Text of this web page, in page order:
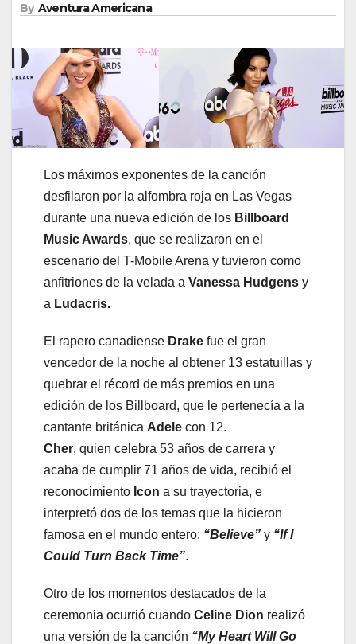
By Aventura Americana
Los máximos exponentes de la canción
desfilaron por la alfombra roja en Las Vegas
durante una nueva edición de los Billboard
Music Awards, que se realizaron en el
escenario del T-Mobile Arena y tuvieron como
anfitriones de la velada a Vanessa Hudgens y
a Ludacris.
El rapero canadiense Drake fue el gran
vencedor de la noche al obtener 13 estatuillas y
quebrar el récord de más premios en una
edición de los Billboard, que le pertenecía a la
cantante británica Adele con 12.
Cher, quien celebra 53 años de carrera y
acaba de cumplir 71 años de vida, recibió el
reconocimiento Icon a su trayectoria, e
interpretó dos de los temas que la hicieron
famosa en el mundo entero: “Believe” y “If I
Could Turn Back Time”.
Otro de los momentos destacados de la
ceremonia ocurrió cuando Celine Dion realizó
una versión de la canción “My Heart Will Go